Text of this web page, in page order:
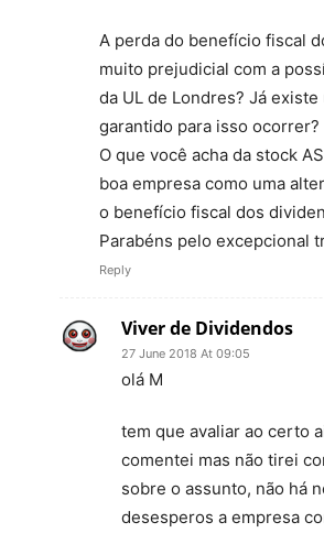
A perda do benefício fiscal
muito prejudicial com a
da UL de Londres? Já existe
garantido para isso ocorrer?
O que você acha da stock
boa empresa como uma
o benefício fiscal dos
Parabéns pelo excepcional
Reply
Viver de Dividendos
27 June 2018 At 09:05
olá M
tem que avaliar ao certo
comentei mas não tirei
sobre o assunto, não há
desesperos a empresa